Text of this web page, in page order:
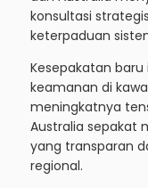
konsultasi
keterpaduan
Kesepakatan
keamanan di
meningkatnya
Australia sepakat
yang transparan
regional.